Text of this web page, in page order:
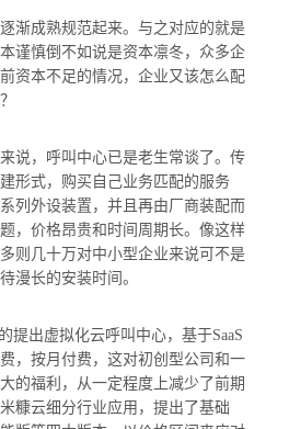
渐成熟规范起来。与之对应的就是
谨慎倒不如说是资本凛冬，众多企
资本不足的情况，企业又该怎么配
说，呼叫中心已是老生常谈了。传
形式，购买自己业务匹配的服务
列外设装置，并且再由厂商装配而
，价格昂贵和时间周期长。像这样
则几十万对中小型企业来说可不是
漫长的安装时间。
提出虚拟化云呼叫中心，基于SaaS
，按月付费，这对初创型公司和一
的福利，从一定程度上减少了前期
糠云细分行业应用，提出了基础